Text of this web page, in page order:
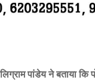
पांडेय ने बताया कि